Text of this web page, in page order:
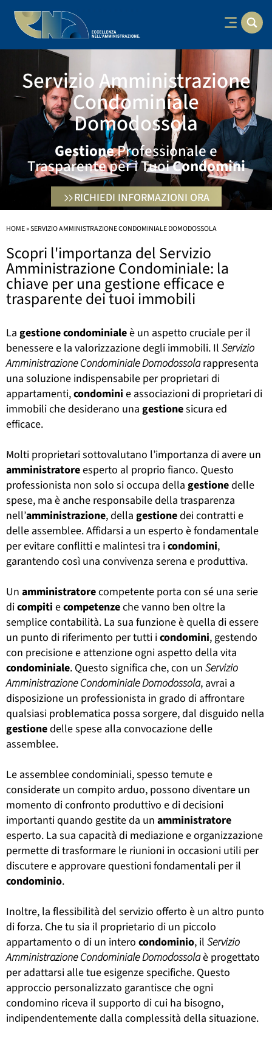
Servizio Amministrazione
Condominiale
Domodossola
GestioneProfessionale e
Trasparente per i TuoiCondomini
RICHIEDI INFORMAZIONI ORA
HOME»SERVIZIO AMMINISTRAZIONE CONDOMINIALE DOMODOSSOLA
Scopri l'importanza del Servizio
Amministrazione Condominiale: la
chiave per una gestione efficace e
trasparente dei tuoi immobili
La gestionecondominialeè un aspetto cruciale per il
benessere e la valorizzazione degli immobili. Il Servizio
Amministrazione Condominiale Domodossolarappresenta
una soluzione indispensabile per proprietari di
appartamenti,condomini e associazioni di proprietari di
immobili che desiderano una gestionesicura ed
efficace.
Molti proprietari sottovalutano l’importanza di avere un
amministratoreesperto al proprio fianco. Questo
professionista non solo si occupa della gestionedelle
spese, ma è anche responsabile della trasparenza
nell’amministrazione, della gestionedei contratti e
delle assemblee. Affidarsi a un esperto è fondamentale
per evitare conflitti e malintesi tra icondomini,
garantendo così una convivenza serena e produttiva.
Un amministratorecompetente porta con sé una serie
dicompiti ecompetenzeche vanno ben oltre la
semplice contabilità. La sua funzione è quella di essere
un punto di riferimento per tutti icondomini, gestendo
con precisione e attenzione ogni aspetto della vita
condominiale. Questo significa che, con un Servizio
Amministrazione Condominiale Domodossola, avrai a
disposizione un professionista in grado di affrontare
qualsiasi problematica possa sorgere, dal disguido nella
gestionedelle spese alla convocazione delle
assemblee.
Le assemblee condominiali, spesso temute e
considerate un compito arduo, possono diventare un
momento di confronto produttivo e di decisioni
importanti quando gestite da un amministratore
esperto. La sua capacità di mediazione e organizzazione
permette di trasformare le riunioni in occasioni utili per
discutere e approvare questioni fondamentali per il
condominio.
Inoltre, la flessibilità del servizio offerto è un altro punto
di forza. Che tu sia il proprietario di un piccolo
appartamento o di un intero condominio, il Servizio
Amministrazione Condominiale Domodossolaè progettato
per adattarsi alle tue esigenze specifiche. Questo
approccio personalizzato garantisce che ogni
condomino riceva il supporto di cui ha bisogno,
indipendentemente dalla complessità della situazione.